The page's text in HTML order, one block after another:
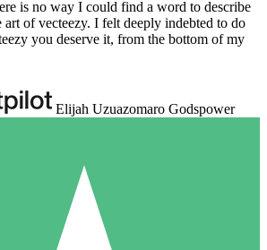
is no way I could find a word to describe
art of vecteezy. I felt deeply indebted to do
you deserve it, from the bottom of my
Elijah Uzuazomaro Godspower